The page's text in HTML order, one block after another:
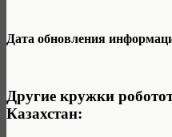
Дата обновления
Другие кружки
Казахстан: